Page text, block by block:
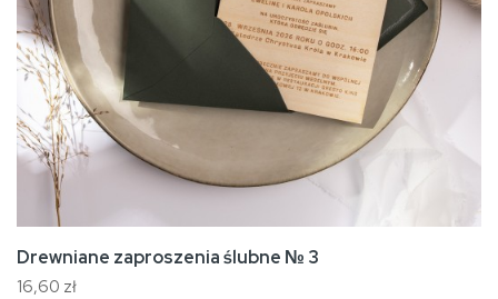
Drewniane zaproszenia ślubne № 3
16,60 zł